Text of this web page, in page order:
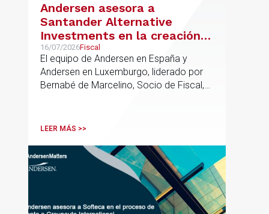
Andersen asesora a
Santander Alternative
Investments en la creación
de un nuevo fondo dirigido a
la financiación de pymes
europeas
16/07/2026Fiscal
El equipo de Andersen en España y
Andersen en Luxemburgo, liderado por
Bernabé de Marcelino, Socio de Fiscal,
formación del fondo, hasta el primer
LEER MÁS >>